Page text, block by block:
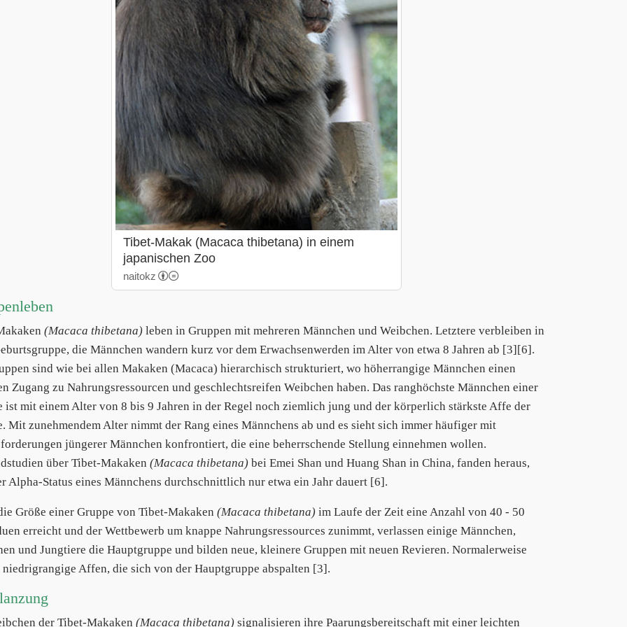
Tibet-Makak (Macaca thibetana) in einem
japanischen Zoo
naitokz
(Macaca thibetana) leben in Gruppen mit mehreren Männchen und Weibchen. Letztere verbleiben in
die Männchen wandern kurz vor dem Erwachsenwerden im Alter von etwa 8 Jahren ab [3][6].
sind wie bei allen Makaken (Macaca) hierarchisch strukturiert, wo höherrangige Männchen einen
Zugang zu Nahrungsressourcen und geschlechtsreifen Weibchen haben. Das ranghöchste Männchen einer
ist mit einem Alter von 8 bis 9 Jahren in der Regel noch ziemlich jung und der körperlich stärkste Affe der
Mit zunehmendem Alter nimmt der Rang eines Männchens ab und es sieht sich immer häufiger mit
jüngerer Männchen konfrontiert, die eine beherrschende Stellung einnehmen wollen.
über Tibet-Makaken (Macaca thibetana) bei Emei Shan und Huang Shan in China, fanden heraus,
Alpha-Status eines Männchens durchschnittlich nur etwa ein Jahr dauert [6].
Größe einer Gruppe von Tibet-Makaken (Macaca thibetana) im Laufe der Zeit eine Anzahl von 40 - 50
erreicht und der Wettbewerb um knappe Nahrungsressources zunimmt, verlassen einige Männchen,
und Jungtiere die Hauptgruppe und bilden neue, kleinere Gruppen mit neuen Revieren. Normalerweise
niedrigrangige Affen, die sich von der Hauptgruppe abspalten [3].
der Tibet-Makaken (Macaca thibetana) signalisieren ihre Paarungsbereitschaft mit einer leichten